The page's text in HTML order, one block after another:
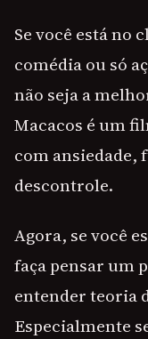
Se você está no
comédia ou só
não seja a
Macacos é um
com ansiedade,
descontrole.
Agora, se você
faça pensar um
entender teoria
Especialmente